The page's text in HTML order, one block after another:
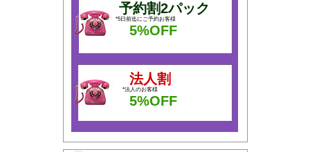
予約割2パック
*5日前迄にご予約お客様
5%OFF
法人割
*法人のお客様
5%OFF